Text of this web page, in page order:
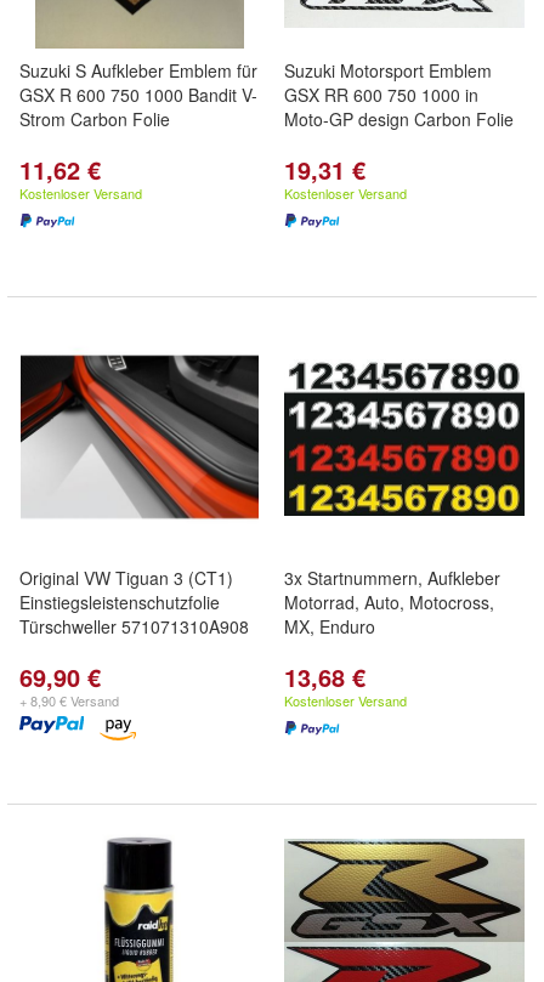
Suzuki S Aufkleber Emblem für
GSX R 600 750 1000 Bandit V-
Strom Carbon Folie
11,62 €
Kostenloser Versand
Suzuki Motorsport Emblem
GSX RR 600 750 1000 in
Moto-GP design Carbon Folie
19,31 €
Kostenloser Versand
Original VW Tiguan 3 (CT1)
Einstiegsleistenschutzfolie
Türschweller 571071310A908
69,90 €
+ 8,90 € Versand
3x Startnummern, Aufkleber
Motorrad, Auto, Motocross,
MX, Enduro
13,68 €
Kostenloser Versand